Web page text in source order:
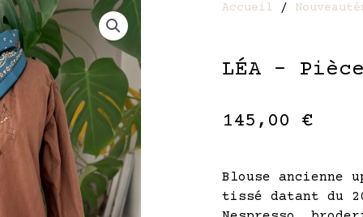
Accueil /
LÉA –
145,00 €
Blouse ancienne
tissé datant du